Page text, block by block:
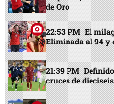
de Oro
22:53 PM El
Eliminada al 94 y
21:39 PM
cruces de